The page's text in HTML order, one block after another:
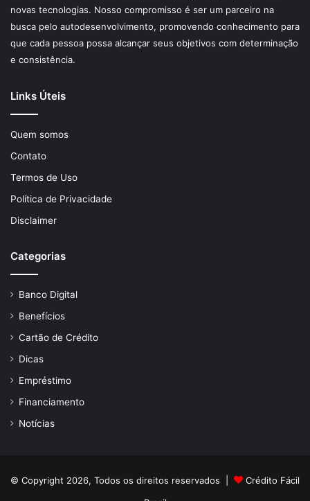
novas tecnologias. Nosso compromisso é ser um parceiro na
busca pelo autodesenvolvimento, promovendo conhecimento para
que cada pessoa possa alcançar seus objetivos com determinação
e consistência.
Links Úteis
Quem somos
Contato
Termos de Uso
Política de Privacidade
Disclaimer
Categorias
Banco Digital
Benefícios
Cartão de Crédito
Dicas
Empréstimo
Financiamento
Notícias
© Copyright 2026, Todos os direitos reservados |
Crédito Fácil